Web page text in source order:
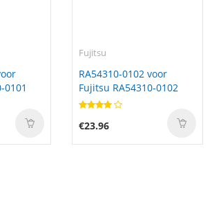
0101
Fujitsu
RA54310-0102 voor
Fujitsu RA54310-0102
€23.96